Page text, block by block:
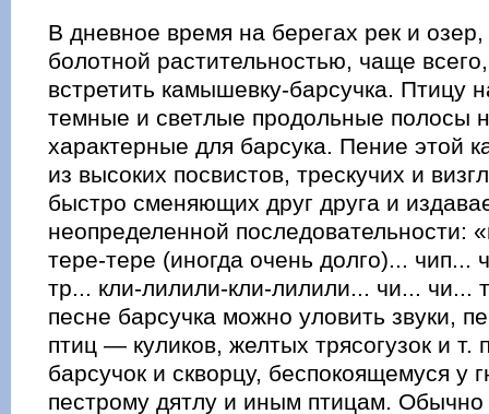
В дневное время на берегах рек и
болотной растительностью, чаще
встретить камышевку-барсучка. Птицу
темные и светлые продольные полосы
характерные для барсука. Пение этой
из высоких посвистов, трескучих и
быстро сменяющих друг друга и
неопределенной последовательности:
тере-тере (иногда очень долго)... чип...
тр... кли-лилили-кли-лилили... чи... чи...
песне барсучка можно уловить звуки,
птиц — куликов, желтых трясогузок и т.
барсучок и скворцу, беспокоящемуся у
пестрому дятлу и иным птицам. Обычно